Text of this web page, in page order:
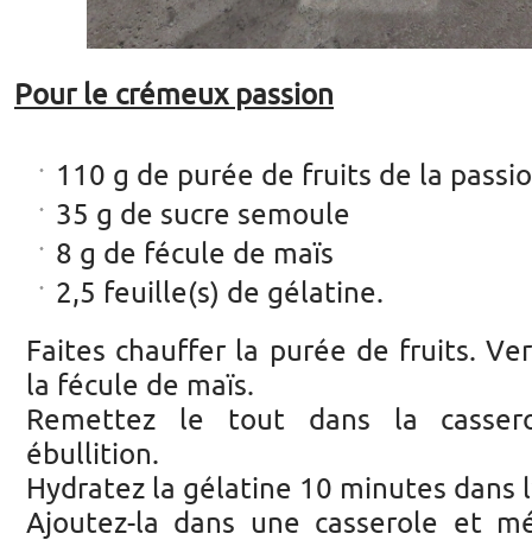
Pour le crémeux passion
110 g de purée de fruits de la
35 g de sucre semoule
8 g de fécule de maïs
2,5 feuille(s) de gélatine.
Faites chauffer la purée de fruits.
la fécule de maïs.
Remettez le tout dans la
ébullition.
Hydratez la gélatine 10 minutes dans
Ajoutez-la dans une casserole et